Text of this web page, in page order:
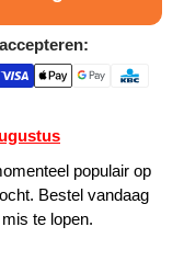
populair op
Bestel vandaag
te lopen.